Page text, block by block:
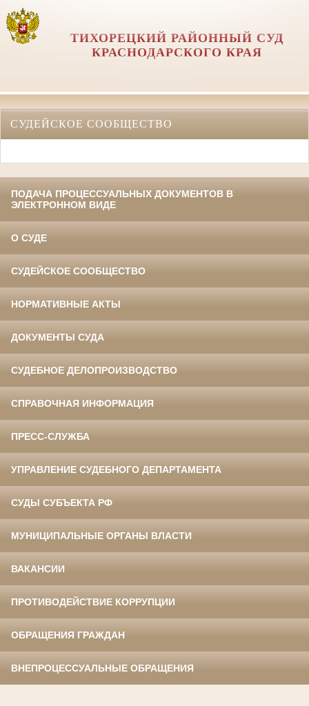
ТИХОРЕЦКИЙ РАЙОННЫЙ СУД
КРАСНОДАРСКОГО КРАЯ
СУДЕЙСКОЕ СООБЩЕСТВО
ПОДАЧА ПРОЦЕССУАЛЬНЫХ ДОКУМЕНТОВ В
ЭЛЕКТРОННОМ ВИДЕ
О СУДЕ
СУДЕЙСКОЕ СООБЩЕСТВО
НОРМАТИВНЫЕ АКТЫ
ДОКУМЕНТЫ СУДА
СУДЕБНОЕ ДЕЛОПРОИЗВОДСТВО
СПРАВОЧНАЯ ИНФОРМАЦИЯ
ПРЕСС-СЛУЖБА
УПРАВЛЕНИЕ СУДЕБНОГО ДЕПАРТАМЕНТА
СУДЫ СУБЪЕКТА РФ
МУНИЦИПАЛЬНЫЕ ОРГАНЫ ВЛАСТИ
ВАКАНСИИ
ПРОТИВОДЕЙСТВИЕ КОРРУПЦИИ
ОБРАЩЕНИЯ ГРАЖДАН
ВНЕПРОЦЕССУАЛЬНЫЕ ОБРАЩЕНИЯ